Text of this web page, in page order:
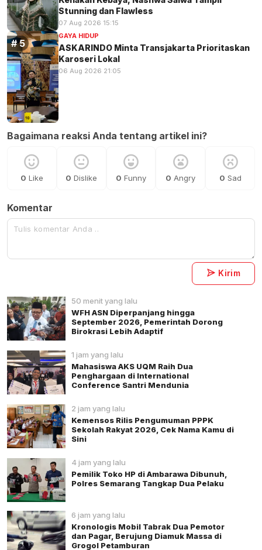
Stunning dan Flawless
07 Aug 2026 15:15
GAYA HIDUP
ASKARINDO Minta Transjakarta Prioritaskan
Karoseri Lokal
06 Aug 2026 21:05
Bagaimana reaksi Anda tentang artikel ini?
0 Like 0 Dislike 0 Funny 0 Angry 0 Sad
Komentar
Kirim
50 menit yang lalu
WFH ASN Diperpanjang hingga
September 2026, Pemerintah Dorong
Birokrasi Lebih Adaptif
1 jam yang lalu
Mahasiswa AKS UQM Raih Dua
Penghargaan di International
Conference Santri Mendunia
2 jam yang lalu
Kemensos Rilis Pengumuman PPPK
Sekolah Rakyat 2026, Cek Nama Kamu di
Sini
4 jam yang lalu
Pemilik Toko HP di Ambarawa Dibunuh,
Polres Semarang Tangkap Dua Pelaku
6 jam yang lalu
Kronologis Mobil Tabrak Dua Pemotor
dan Pagar, Berujung Diamuk Massa di
Grogol Petamburan